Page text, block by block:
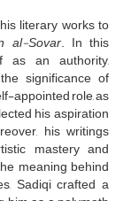
literary works to
al-Sovar. In this
as an authority,
significance of
appointed role, as
his aspiration
his writings
mastery and
meaning behind
Sadiqi crafted a